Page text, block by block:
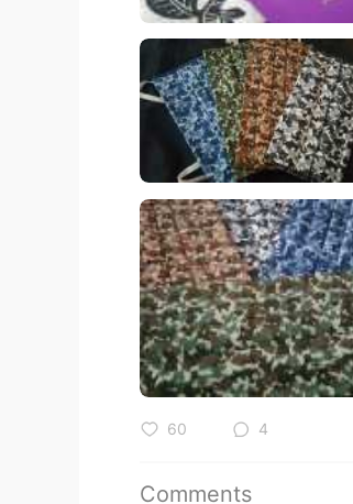
60 4
Comments